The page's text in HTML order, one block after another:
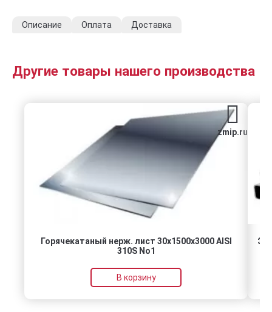
Описание Оплата Доставка
Другие товары нашего производства
zmip.ru
Горячекатаный нерж. лист 30х1500х3000 AISI
310S No1
В корзину